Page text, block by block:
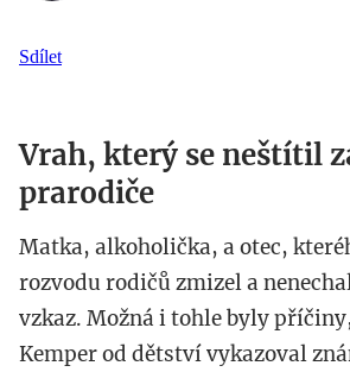
Sdílet
Vrah, který se neštítil
prarodiče
Matka, alkoholička, a otec,
rozvodu rodičů zmizel a
vzkaz. Možná i tohle byly
Kemper od dětství vykazoval